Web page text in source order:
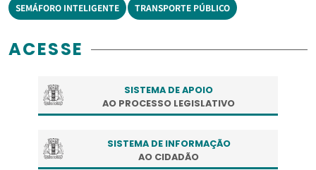
SEMÁFORO INTELIGENTE TRANSPORTE PÚBLICO
ACESSE
SISTEMA DE APOIO
AO PROCESSO LEGISLATIVO
SISTEMA DE INFORMAÇÃO
AO CIDADÃO